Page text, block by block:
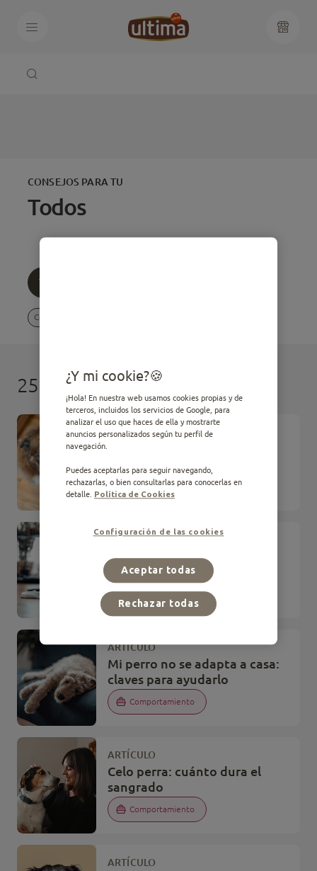
CONSEJOS PARA TU
Todos
Todos
Comportamiento
25 resultados
ARTÍCULO
soluciones
Comportamiento
ARTÍCULO
Cómo educar a tu perro:
métodos y pasos prácticos
Comportamiento
ARTÍCULO
Mi perro no se adapta a casa:
claves para ayudarlo
Comportamiento
ARTÍCULO
Celo perra: cuánto dura el
sangrado
Comportamiento
ARTÍCULO
¿Y mi cookie?
¡Hola! En nuestra web usamos cookies propias y de
terceros, incluidos los servicios de Google, para
analizar el uso que haces de ella y mostrarte
anuncios personalizados según tu perfil de
navegación.
Puedes aceptarlas para seguir navegando,
rechazarlas, o bien consultarlas para conocerlas en
detalle. Política de Cookies
Configuración de las cookies
Rechazar todas
Aceptar todas